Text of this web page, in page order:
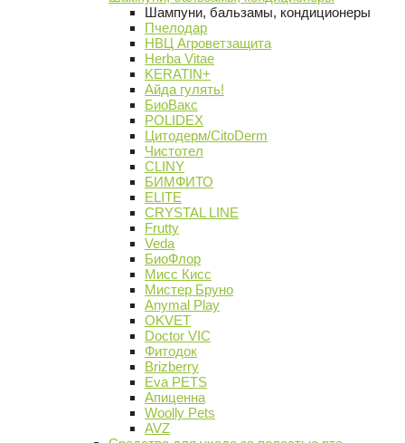
Шампуни, бальзамы, кондиционеры
Пчелодар
НВЦ Агроветзащита
Herba Vitae
KERATIN+
Айда гулять!
БиоВакс
POLIDEX
Цитодерм/CitoDerm
Чистотел
CLINY
БИМФИТО
ELITE
CRYSTAL LINE
Frutty
Veda
БиоФлор
Мисс Кисс
Мистер Бруно
Anymal Play
OKVET
Doctor VIC
Фитодок
Brizberry
Eva PETS
Апиценна
Woolly Pets
AVZ